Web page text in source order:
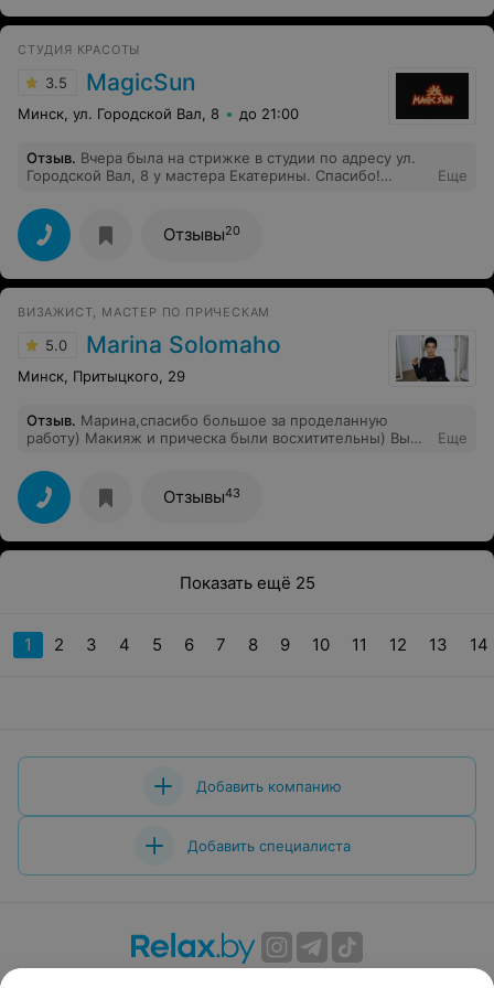
клиентов!
СТУДИЯ КРАСОТЫ
3.5 MagicSun
Минск, ул. Городской Вал, 8 до 21:00
Отзыв. Вчера была на стрижке в студии по адресу ул.
Городской Вал, 8 у мастера Екатерины. Спасибо!
подсказали уход, который мне подходит. Вы просто
феечка
Еще
Отзывы20
ВИЗАЖИСТ, МАСТЕР ПО ПРИЧЕСКАМ
5.0 Marina Solomaho
Минск, Притыцкого, 29
Отзыв. Марина,спасибо большое за проделанную
работу) Макияж и прическа были восхитительны) Вы
Еще
Отзывы43
Показать ещё 25
1 2 3 4 5 6 7 8 9 10 11 12 13 14
Добавить компанию
Добавить специалиста